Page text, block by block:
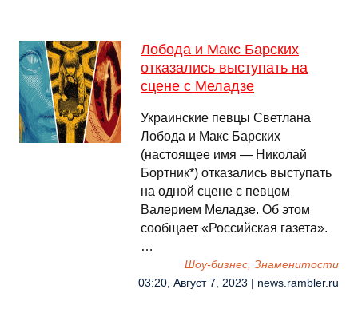
Лобода и Макс Барских
отказались выступать на
сцене с Меладзе
Украинские певцы Светлана
Лобода и Макс Барских
(настоящее имя — Николай
Бортник*) отказались выступать
на одной сцене с певцом
Валерием Меладзе. Об этом
сообщает «Российская газета».
…
Шоу-бизнес, Знаменитости
03:20, Август 7, 2023 | news.rambler.ru